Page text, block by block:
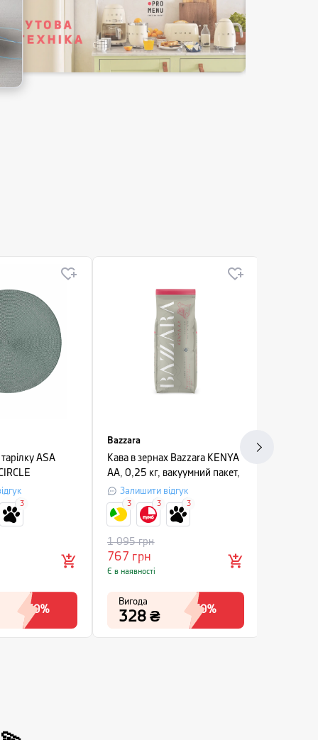
тарілку ASA
38 см,
50%
3
Bazzara
Кава в зернах Bazzara KENYA
AA, 0,25 кг, вакуумний пакет,
червоний
Залишити відгук
767 грн
1 095грн
Є в наявності
Вигода
328 ₴ 30%
3 3 3